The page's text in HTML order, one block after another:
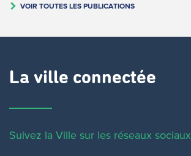
VOIR TOUTES LES PUBLICATIONS
La ville connectée
Suivez la Ville sur les réseaux sociaux